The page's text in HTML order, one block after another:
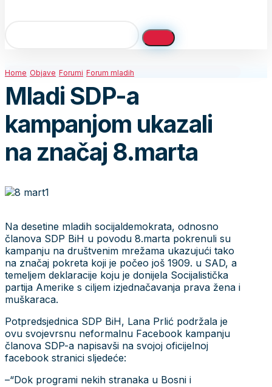
Home Objave Forumi Forum mladih
Mladi SDP-a
kampanjom ukazali
na značaj 8.marta
Na desetine mladih socijaldemokrata, odnosno
članova SDP BiH u povodu 8.marta pokrenuli su
kampanju na društvenim mrežama ukazujući tako
na značaj pokreta koji je počeo još 1909. u SAD, a
temeljem deklaracije koju je donijela Socijalistička
partija Amerike s ciljem izjednačavanja prava žena i
muškaraca.
Potpredsjednica SDP BiH, Lana Prlić podržala je
ovu svojevrsnu neformalnu Facebook kampanju
članova SDP-a napisavši na svojoj oficijelnoj
facebook stranici sljedeće:
–“Dok programi nekih stranaka u Bosni i